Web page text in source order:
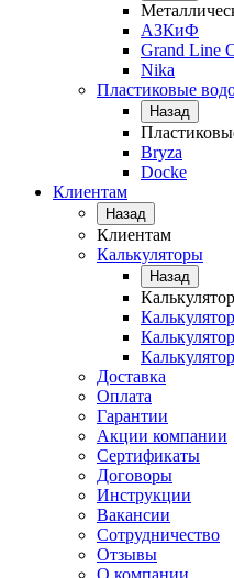
АЗКиФ
Grand Line
Nika
Пластиковые
Назад
Bryza
Docke
Клиентам
Назад
Клиентам
Калькуляторы
Назад
Доставка
Оплата
Гарантии
Акции компании
Сертификаты
Договоры
Инструкции
Вакансии
Сотрудничество
Отзывы
О компании